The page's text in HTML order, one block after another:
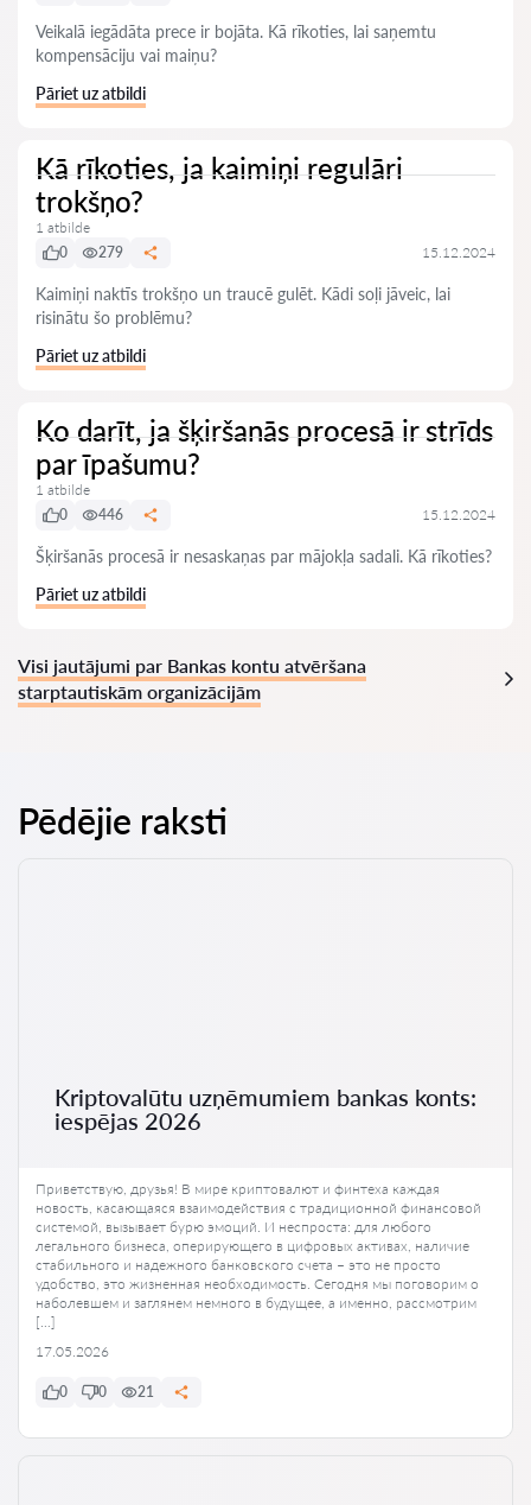
Veikalā iegādāta prece ir bojāta. Kā rīkoties, lai saņemtu
kompensāciju vai maiņu?
Pāriet uz atbildi
Kā rīkoties, ja kaimiņi regulāri
trokšņo?
1 atbilde
0
279 15.12.2024
Kaimiņi naktīs trokšņo un traucē gulēt. Kādi soļi jāveic, lai
risinātu šo problēmu?
Pāriet uz atbildi
Ko darīt, ja šķiršanās procesā ir strīds
par īpašumu?
1 atbilde
0
446 15.12.2024
Šķiršanās procesā ir nesaskaņas par mājokļa sadali. Kā rīkoties?
Pāriet uz atbildi
Visi jautājumi par Bankas kontu atvēršana
starptautiskām organizācijām
Pēdējie raksti
Kriptovalūtu uzņēmumiem bankas konts:
iespējas 2026
Приветствую, друзья! В мире криптовалют и финтеха каждая
новость, касающаяся взаимодействия с традиционной финансовой
системой, вызывает бурю эмоций. И неспроста: для любого
легального бизнеса, оперирующего в цифровых активах, наличие
стабильного и надежного банковского счета – это не просто
удобство, это жизненная необходимость. Сегодня мы поговорим о
наболевшем и заглянем немного в будущее, а именно, рассмотрим
[…]
17.05.2026
0 0 21